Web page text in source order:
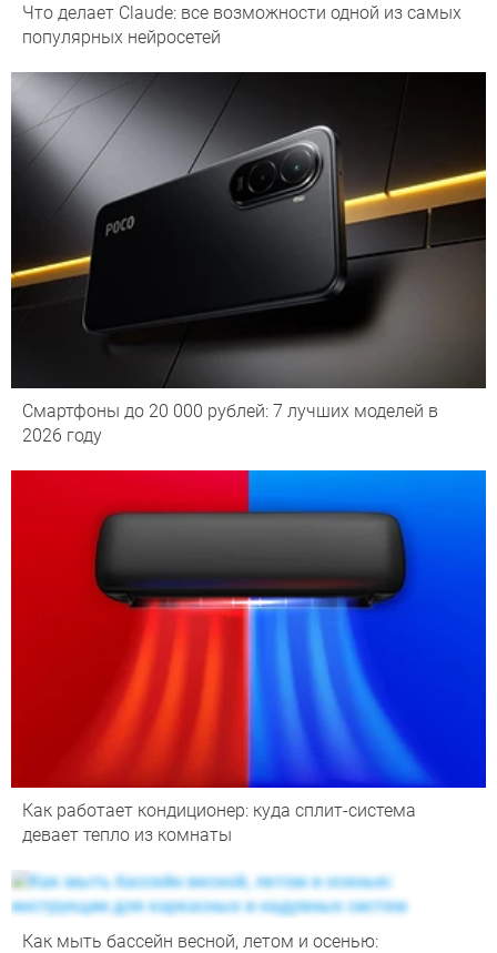
Что делает Сlaude: все возможности одной из самых
популярных нейросетей
Смартфоны до 20 000 рублей: 7 лучших моделей в
2026 году
Как работает кондиционер: куда сплит-система
девает тепло из комнаты
Как мыть бассейн весной, летом и осенью: